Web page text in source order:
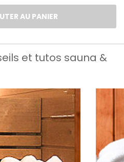
AU PANIER
et tutos sauna &